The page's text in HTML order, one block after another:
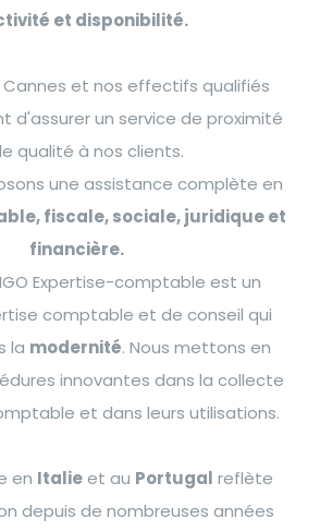
et disponibilité.
Cannes et nos effectifs qualifiés
d'assurer un service de proximité
qualité à nos clients.
une assistance complète en
fiscale, sociale, juridique et
financière.
Expertise-comptable est un
comptable et de conseil qui
la modernité. Nous mettons en
innovantes dans la collecte
et dans leurs utilisations.
en Italieet au Portugal reflète
depuis de nombreuses années